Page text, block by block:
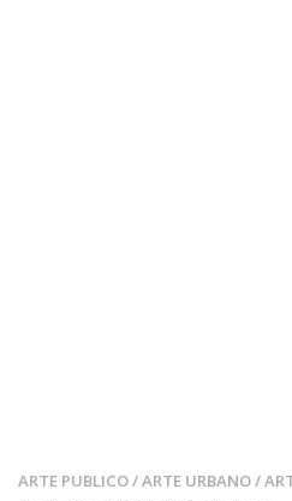
ARTE PUBLICO/ARTE URBANO/